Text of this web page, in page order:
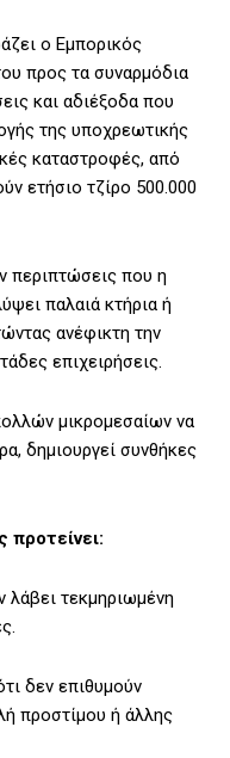
ο Εμπορικός
προς τα συναρμόδια
και αδιέξοδα που
της υποχρεωτικής
καταστροφές, από
ετήσιο τζίρο 500.000
περιπτώσεις που η
παλαιά κτήρια ή
ανέφικτη την
επιχειρήσεις.
μικρομεσαίων να
δημιουργεί συνθήκες
προτείνει:
λάβει τεκμηριωμένη
δεν επιθυμούν
προστίμου ή άλλης